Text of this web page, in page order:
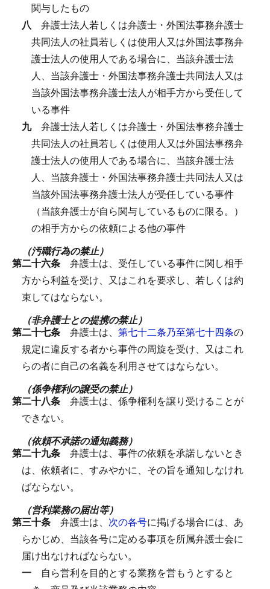
関与したもの
八 弁護士法人若しくは弁護士・外国法事務弁護士
共同法人の社員若しくは使用人又は外国法事務弁
護士法人の使用人である場合に、当該弁護士法
人、当該弁護士・外国法事務弁護士共同法人又は
当該外国法事務弁護士法人が相手方から受任して
いる事件
九 弁護士法人若しくは弁護士・外国法事務弁護士
共同法人の社員若しくは使用人又は外国法事務弁
護士法人の使用人である場合に、当該弁護士法
人、当該弁護士・外国法事務弁護士共同法人又は
当該外国法事務弁護士法人が受任している事件
（当該弁護士が自ら関与しているものに限る。）
の相手方からの依頼による他の事件
（汚職行為の禁止）
第二十六条 弁護士は、受任している事件に関し相手
方から利益を受け、又はこれを要求し、若しくは約
束してはならない。
（非弁護士との提携の禁止）
第二十七条 弁護士は、 第七十二条乃至第七十四条の
規定に違反する者から事件の周旋を受け、又はこれ
らの者に自己の名義を利用させてはならない。
（係争権利の譲受の禁止）
第二十八条 弁護士は、係争権利を譲り受けることが
できない。
（依頼不承諾の通知義務）
第二十九条 弁護士は、事件の依頼を承諾しないとき
は、依頼者に、すみやかに、その旨を通知しなけれ
ばならない。
（営利業務の届出等）
第三十条 弁護士は、 次の各号に掲げる場合には、あ
らかじめ、当該各号に定める事項を所属弁護士会に
届け出なければならない。
一 自ら営利を目的とする業務を営もうとすると